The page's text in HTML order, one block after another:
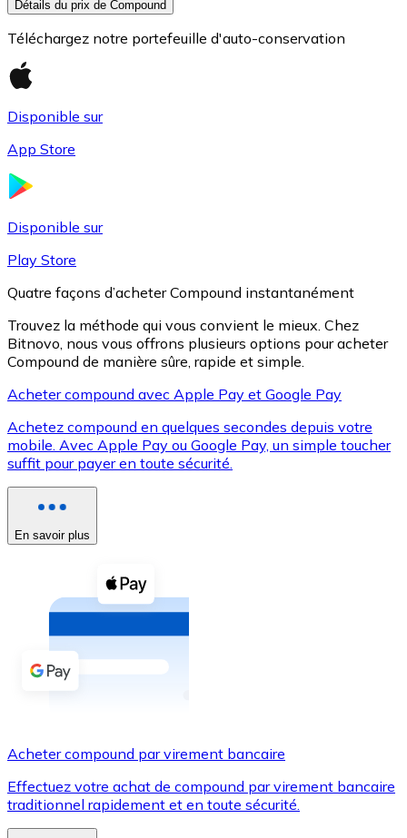
XRP
XRP
Voir toutes
Coupons crypto
Achetez des cryptomonnaies en espèces et d'autres
Acheter avec espèces
Virement SEPA
Utilisez les cartes Visa et Mastercard pour acheter
Acheter avec carte
Détails du prix de Compound
Téléchargez notre portefeuille d'auto-conservation
Disponible sur
App Store
Disponible sur
Play Store
Quatre façons d’acheter Compound instantanément
Trouvez la méthode qui vous convient le mieux. Chez
Bitnovo, nous vous offrons plusieurs options pour acheter
Compound de manière sûre, rapide et simple.
Acheter compound avec Apple Pay et Google Pay
Achetez compound en quelques secondes depuis votre
mobile. Avec Apple Pay ou Google Pay, un simple toucher
suffit pour payer en toute sécurité.
En savoir plus
Acheter compound par virement bancaire
Effectuez votre achat de compound par virement bancaire
traditionnel rapidement et en toute sécurité.